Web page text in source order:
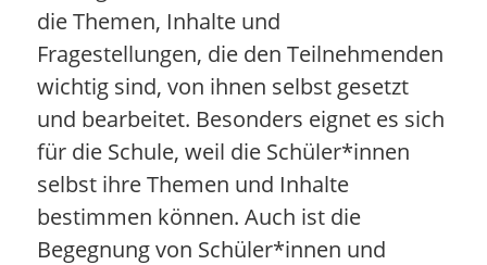
die Themen, Inhalte und
Fragestellungen, die den Teilnehmenden
wichtig sind, von ihnen selbst gesetzt
und bearbeitet. Besonders eignet es sich
für die Schule, weil die Schüler*innen
selbst ihre Themen und Inhalte
bestimmen können. Auch ist die
Begegnung von Schüler*innen und